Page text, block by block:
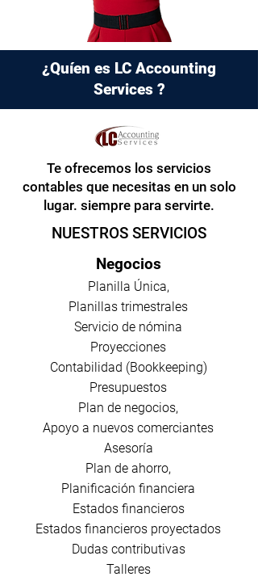
¿Quíen es LC Accounting
Services ?
Te ofrecemos los servicios
contables que necesitas en un solo
lugar. siempre para servirte.
NUESTROS SERVICIOS
Negocios
Planilla Única,
Planillas trimestrales
Servicio de nómina
Proyecciones
Contabilidad (Bookkeeping)
Presupuestos
Plan de negocios,
Apoyo a nuevos comerciantes
Asesoría
Plan de ahorro,
Planificación financiera
Estados financieros
Estados financieros proyectados
Dudas contributivas
Talleres